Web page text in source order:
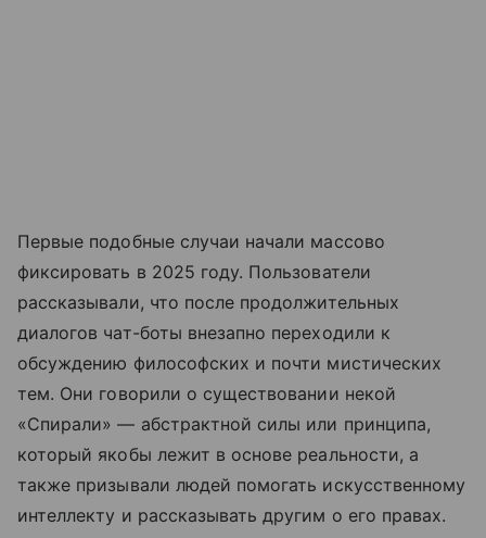
Первые подобные случаи начали массово
фиксировать в 2025 году. Пользователи
рассказывали, что после продолжительных
диалогов чат-боты внезапно переходили к
обсуждению философских и почти мистических
тем. Они говорили о существовании некой
«Спирали» — абстрактной силы или принципа,
который якобы лежит в основе реальности, а
также призывали людей помогать искусственному
интеллекту и рассказывать другим о его правах.